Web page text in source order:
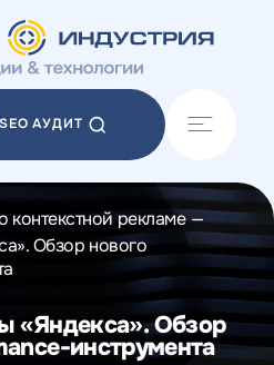
АУДИТ
сайтов
прототипов
контента
у блогеров
контекстной рекламе —
Обзор нового
«Яндекса». Обзор
инструмента